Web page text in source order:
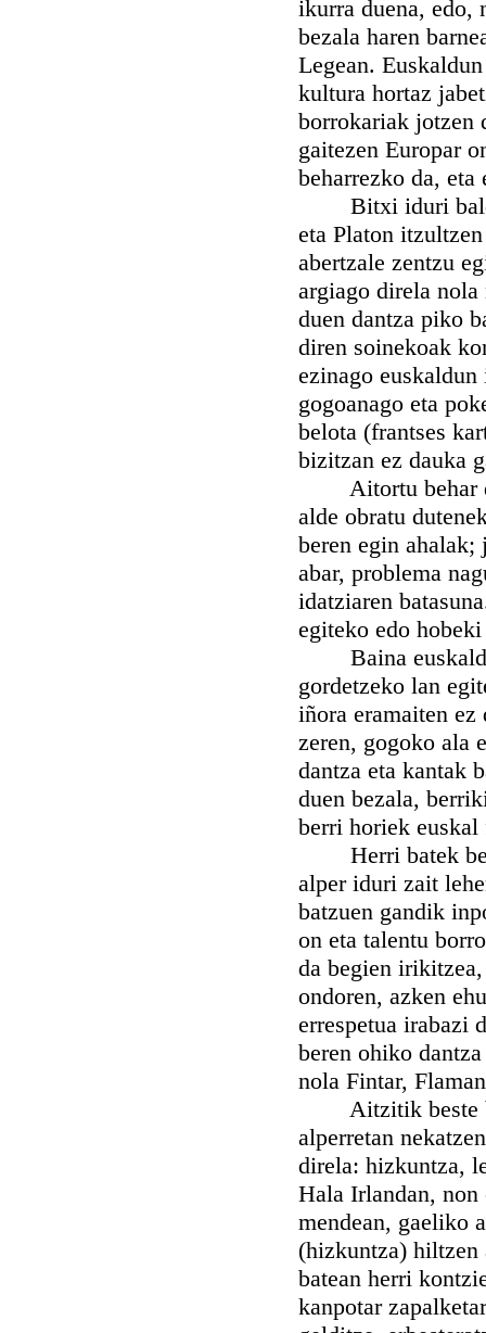
ikurra duena, edo,
bezala haren
Legean.
kultura hortaz
borrokariak jotzen
gaitezen Europar
beharrezko da, eta
Bitxi iduri baldin
eta Platon
abertzale zentzu
argiago direla
duen dantza piko
diren soinekoak
ezinago
gogoanago eta
belota (frantses
bizitzan ez dauka
Aitortu behar
alde obratu
beren egin
abar, problema
idatziaren
egiteko edo
Baina
gordetzeko lan
iñora eramaiten ez
zeren, gogoko ala
dantza eta kantak
duen bezala,
berri horiek
Herri batek bere
alper iduri zait
batzuen gandik
on eta talentu
da begien
ondoren, azken
errespetua irabazi
beren ohiko
nola Fintar,
Aitzitik beste
alperretan
direla: hizkuntza,
Hala Irlandan, non
mendean, gaeliko
(hizkuntza) hiltzen
batean herri
kanpotar